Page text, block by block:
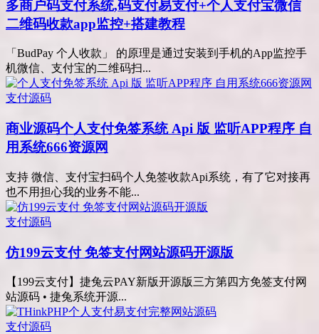
多商户码支付系统,码支付易支付+个人支付宝微信
二维码收款app监控+搭建教程
「BudPay 个人收款」 的原理是通过安装到手机的App监控手
机微信、支付宝的二维码扫...
支付源码
商业源码个人支付免签系统 Api 版 监听APP程序 自
用系统666资源网
支持 微信、支付宝扫码个人免签收款Api系统，有了它对接再
也不用担心我的业务不能...
支付源码
仿199云支付 免签支付网站源码开源版
【199云支付】捷兔云PAY新版开源版三方第四方免签支付网
站源码 • 捷兔系统开源...
支付源码